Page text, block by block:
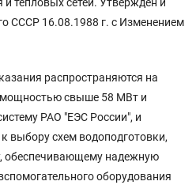
СССР 16.08.1988 г. с Изменением
распространяются на
мощностью свыше 58 МВт и
РАО "ЕЭС России", и
выбору схем водоподготовки,
обеспечивающему надежную
оборудования